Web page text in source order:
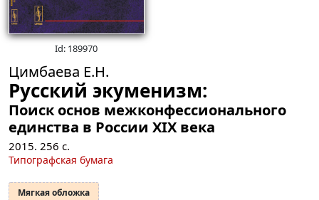
Id: 189970
Цимбаева Е.Н.
Русский экуменизм:
Поиск основ межконфессионального
единства в России XIX века
2015. 256 с.
Типографская бумага
Мягкая обложка